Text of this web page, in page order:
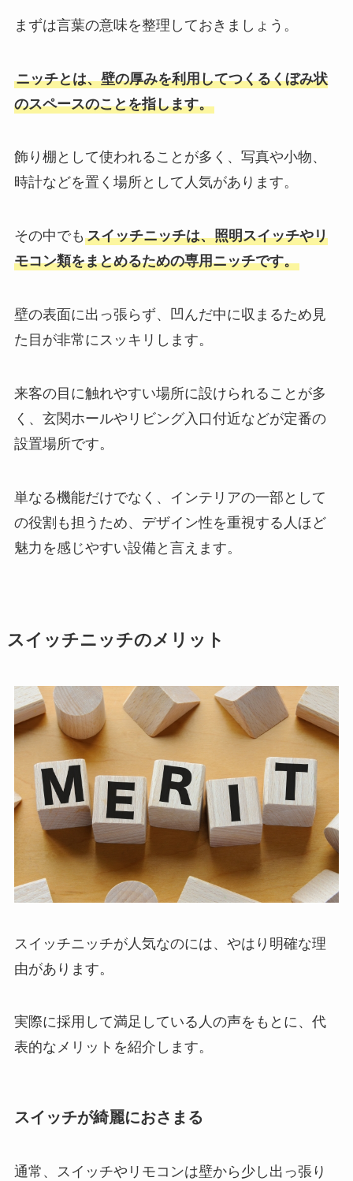
まずは言葉の意味を整理しておきましょう。
ニッチとは、壁の厚みを利用してつくるくぼみ状
のスペースのことを指します。
飾り棚として使われることが多く、写真や小物、
時計などを置く場所として人気があります。
その中でも スイッチニッチは、照明スイッチやリ
モコン類をまとめるための専用ニッチです。
壁の表面に出っ張らず、凹んだ中に収まるため見
た目が非常にスッキリします。
来客の目に触れやすい場所に設けられることが多
く、玄関ホールやリビング入口付近などが定番の
設置場所です。
単なる機能だけでなく、インテリアの一部として
の役割も担うため、デザイン性を重視する人ほど
魅力を感じやすい設備と言えます。
スイッチニッチのメリット
スイッチニッチが人気なのには、やはり明確な理
由があります。
実際に採用して満足している人の声をもとに、代
表的なメリットを紹介します。
スイッチが綺麗におさまる
通常、スイッチやリモコンは壁から少し出っ張り